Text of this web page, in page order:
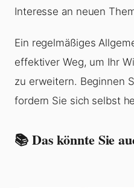
Interesse an neuen
Ein regelmäßiges
effektiver Weg, um Ihr
zu erweitern. Beginnen
fordern Sie sich selbst
📚 Das könnte Sie